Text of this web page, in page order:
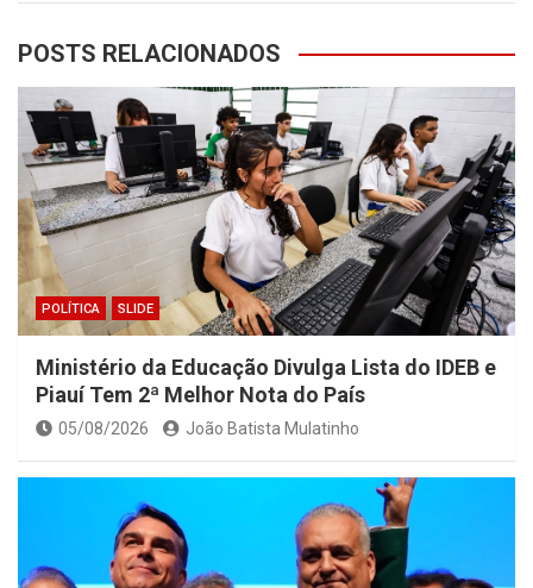
POSTS RELACIONADOS
POLÍTICA SLIDE
Ministério da Educação Divulga Lista do IDEB e
Piauí Tem 2ª Melhor Nota do País
05/08/2026 João Batista Mulatinho